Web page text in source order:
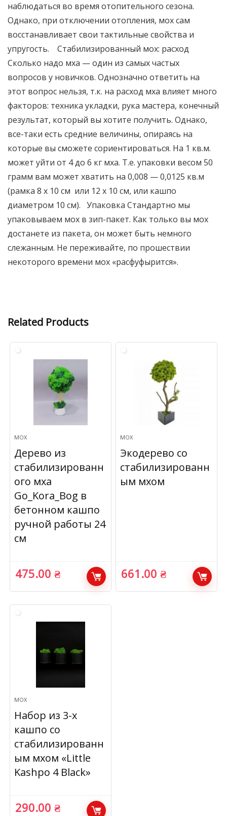
наблюдаться во время отопительного сезона.
Однако, при отключении отопления, мох сам
восстанавливает свои тактильные свойства и
упругость. Стабилизированный мох: расход
Сколько надо мха — один из самых частых
вопросов у новичков. Однозначно ответить на
этот вопрос нельзя, т.к. на расход мха влияет много
факторов: техника укладки, рука мастера, конечный
результат, который вы хотите получить. Однако,
все-таки есть средние величины, опираясь на
которые вы сможете сориентироваться. На 1 кв.м.
может уйти от 4 до 6 кг мха. Т.е. упаковки весом 50
грамм вам может хватить на 0,008 — 0,0125 кв.м
(рамка 8 х 10 см или 12 х 10 см, или кашпо
диаметром 10 см). Упаковка Стандартно мы
упаковываем мох в зип-пакет. Как только вы мох
достанете из пакета, он может быть немного
слежанным. Не переживайте, по прошествии
некоторого времени мох «расфуфырится».
Related Products
МОХ
Дерево из
стабилизированн
ого мха
Go_Kora_Bog в
бетонном кашпо
ручной работы 24
см
475.00₴
МОХ
Экодерево со
стабилизированн
ым мхом
661.00₴
МОХ
Набор из 3-х
кашпо со
стабилизированн
ым мхом «Little
Kashpo 4 Black»
290.00₴